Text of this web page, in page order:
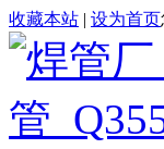
收藏本站 | 设为首页